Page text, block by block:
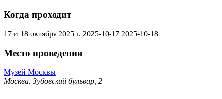
Когда проходит
17 и 18 октября 2025 г. 2025-10-17 2025-10-18
Место проведения
Музей Москвы
Москва, Зубовский бульвар, 2